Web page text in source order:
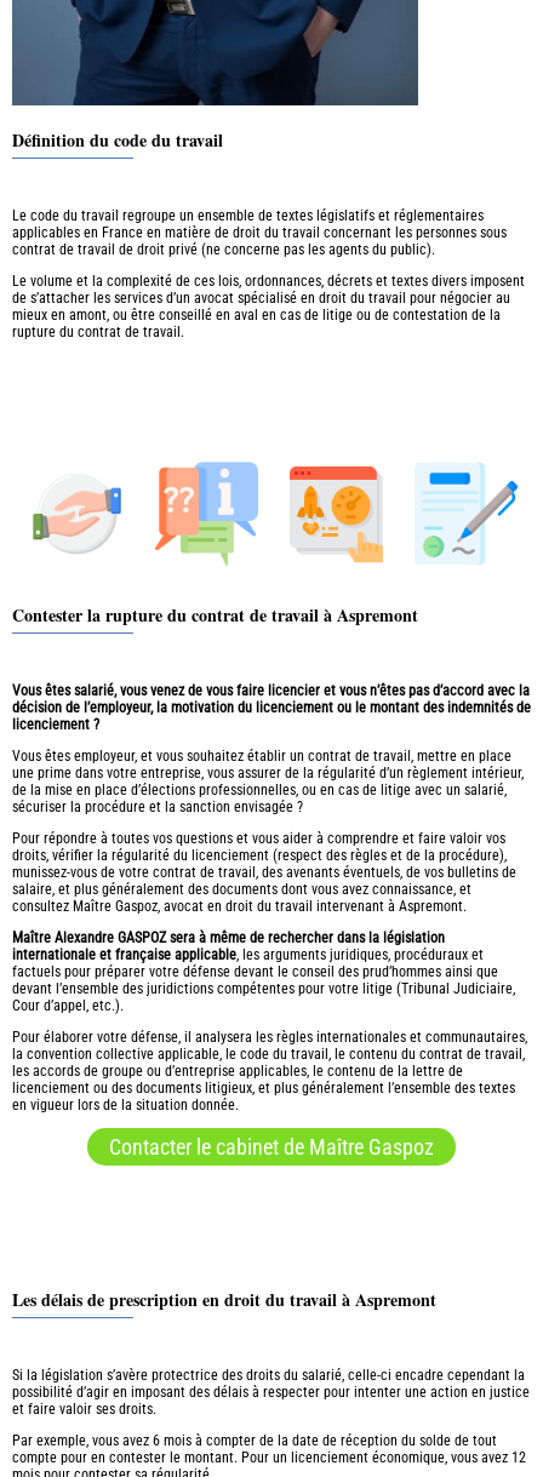
Définition du code du travail
Le code du travail regroupe un ensemble de textes législatifs et réglementaires
applicables en France en matière de droit du travail concernant les personnes sous
contrat de travail de droit privé (ne concerne pas les agents du public).
Le volume et la complexité de ces lois, ordonnances, décrets et textes divers imposent
de s’attacher les services d’un avocat spécialisé en droit du travail pour négocier au
mieux en amont, ou être conseillé en aval en cas de litige ou de contestation de la
rupture du contrat de travail.
Contester la rupture du contrat de travail à Aspremont
Vous êtes salarié, vous venez de vous faire licencier et vous n’êtes pas d’accord avec la
décision de l’employeur, la motivation du licenciement ou le montant des indemnités de
licenciement ?
Vous êtes employeur, et vous souhaitez établir un contrat de travail, mettre en place
une prime dans votre entreprise, vous assurer de la régularité d’un règlement intérieur,
de la mise en place d’élections professionnelles, ou en cas de litige avec un salarié,
sécuriser la procédure et la sanction envisagée ?
Pour répondre à toutes vos questions et vous aider à comprendre et faire valoir vos
droits, vérifier la régularité du licenciement (respect des règles et de la procédure),
munissez-vous de votre contrat de travail, des avenants éventuels, de vos bulletins de
salaire, et plus généralement des documents dont vous avez connaissance, et
consultez Maître Gaspoz, avocat en droit du travail intervenant à Aspremont.
Maître Alexandre GASPOZ sera à même de rechercher dans la législation
internationale et française applicable , les arguments juridiques, procéduraux et
factuels pour préparer votre défense devant le conseil des prud’hommes ainsi que
devant l’ensemble des juridictions compétentes pour votre litige (Tribunal Judiciaire,
Cour d’appel, etc.).
Pour élaborer votre défense, il analysera les règles internationales et communautaires,
la convention collective applicable, le code du travail, le contenu du contrat de travail,
les accords de groupe ou d’entreprise applicables, le contenu de la lettre de
licenciement ou des documents litigieux, et plus généralement l’ensemble des textes
en vigueur lors de la situation donnée.
Contacter le cabinet de Maître Gaspoz
Les délais de prescription en droit du travail à Aspremont
Si la législation s’avère protectrice des droits du salarié, celle-ci encadre cependant la
possibilité d’agir en imposant des délais à respecter pour intenter une action en justice
et faire valoir ses droits.
Par exemple, vous avez 6 mois à compter de la date de réception du solde de tout
compte pour en contester le montant. Pour un licenciement économique, vous avez 12